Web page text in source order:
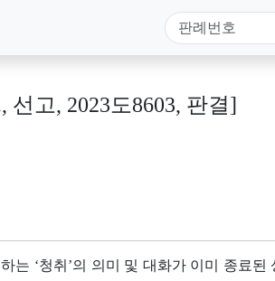
선고, 2023도8603, 판결]
는 ‘청취’의 의미 및 대화가 이미 종료